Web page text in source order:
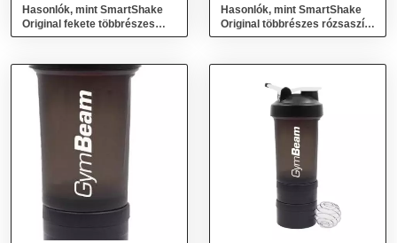
Hasonlók, mint SmartShake
Original fekete többrészes
shaker 600 ml - SmartShake
Hasonlók, mint SmartShake
Original többrészes rózsaszín
shaker 600 ml - SmartShake